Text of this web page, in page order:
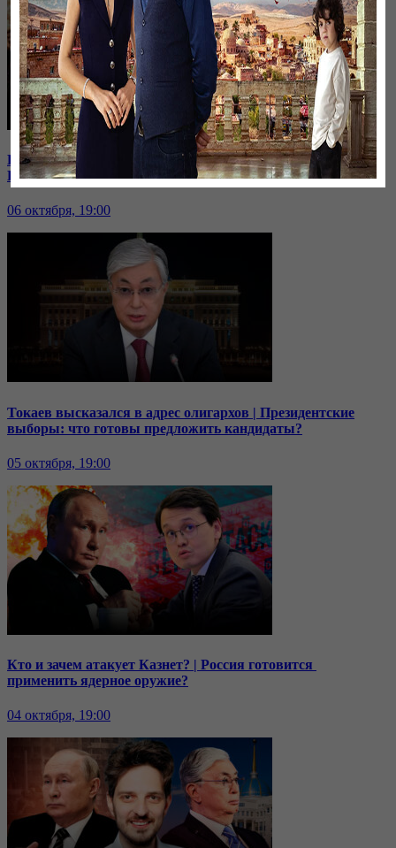
В Иране к протестующим присоединились школьницы |
Кто из политиков готов встать в оппозицию?
06 октября, 19:00
Токаев высказался в адрес олигархов | Президентские
выборы: что готовы предложить кандидаты?
05 октября, 19:00
Кто и зачем атакует Казнет? | Россия готовится
применить ядерное оружие?
04 октября, 19:00